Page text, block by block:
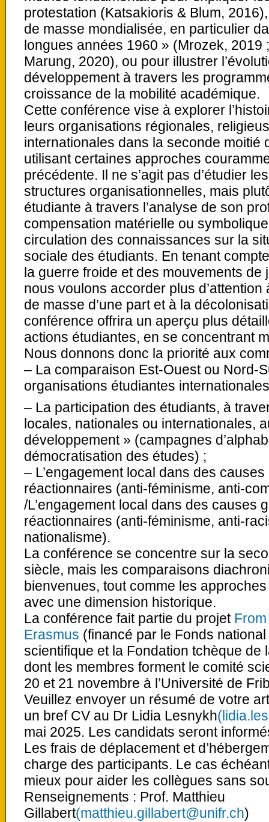
protestation (Katsakioris & Blum,
de masse mondialisée, en particulier
longues années 1960 » (Mrozek, 2019
Marung, 2020), ou pour illustrer
développement à travers les
croissance de la mobilité académique.
Cette conférence vise à explorer
leurs organisations régionales,
internationales dans la seconde moitié
utilisant certaines approches
précédente. Il ne s’agit pas d’étudier
structures organisationnelles, mais
étudiante à travers l’analyse de son
compensation matérielle ou
circulation des connaissances sur la
sociale des étudiants. En tenant
la guerre froide et des mouvements
nous voulons accorder plus d’attention
de masse d’une part et à la
conférence offrira un aperçu plus
actions étudiantes, en se concentrant
Nous donnons donc la priorité aux
– La comparaison Est-Ouest ou Nord-
organisations étudiantes
– La participation des étudiants, à
locales, nationales ou internationales,
développement » (campagnes
démocratisation des études) ;
– L’engagement local dans des
réactionnaires (anti-féminisme, anti-
/L’engagement local dans des causes
réactionnaires (anti-féminisme, anti-
nationalisme).
La conférence se concentre sur la
siècle, mais les comparaisons
bienvenues, tout comme les
avec une dimension historique.
La conférence fait partie du projet
Erasmus (financé par le Fonds
scientifique et la Fondation tchèque de
dont les membres forment le comité
20 et 21 novembre à l’Université de
Veuillez envoyer un résumé de votre
un bref CV au Dr Lidia Lesnykh
mai 2025. Les candidats seront
Les frais de déplacement et
charge des participants. Le cas
mieux pour aider les collègues sans
Renseignements : Prof. Matthieu
Gillabert(matthieu.gillabert@unifr.ch)